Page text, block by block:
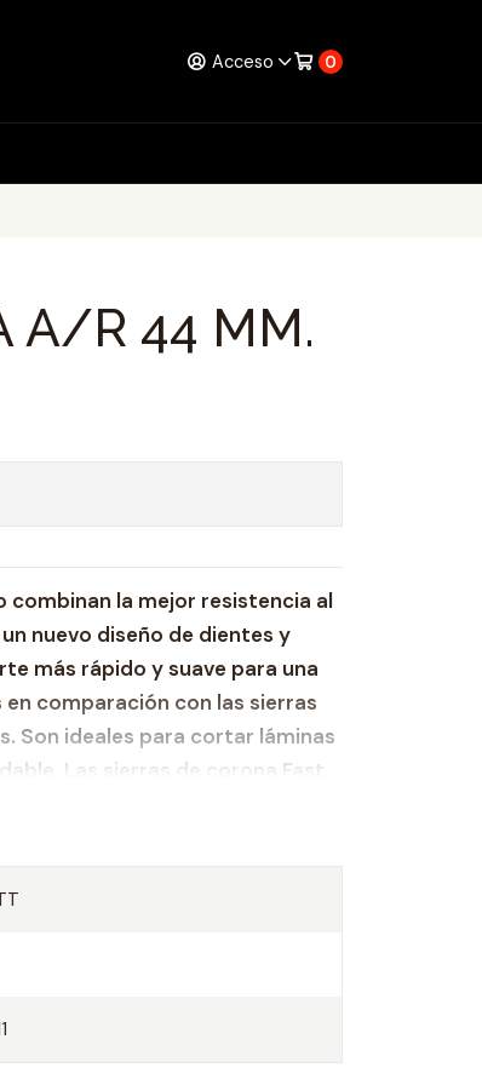
Acceso 0
A/R 44 MM.
la mejor resistencia al
nuevo diseño de dientes y
más rápido y suave para una
comparación con las sierras
Son ideales para cortar láminas
Las sierras de corona Fast
de pared de hasta 3
de corte para los más diversos
producto.
mm (1/8").
(dientes por pulgada)